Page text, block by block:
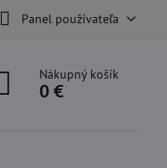
Panel používateľa
Nákupný košík
0 €